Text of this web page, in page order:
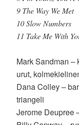
9 The Way We Met
10 Slow Numbers
11 Take Me With
Mark Sandman
urut,
Dana Colley –
triangeli
Jerome Deupree